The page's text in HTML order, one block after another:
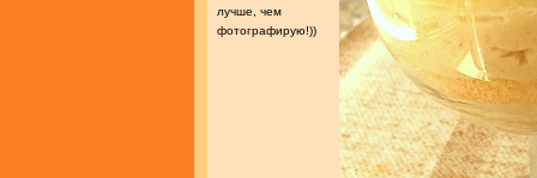
лучше, чем
фотографирую!))